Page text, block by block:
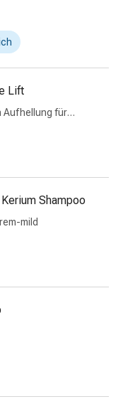
Lift
Aufhellung für
Kerium Shampoo
mild